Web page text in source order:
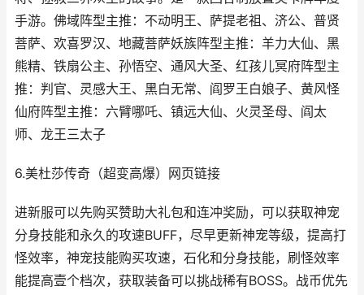
手游。佛域阵型主推：不动明王、萨提老祖、济公、普贤
菩萨、欢喜罗汉、地藏菩萨妖族阵型主推：羊力大仙、黑
熊精、铁扇公主、孙悟空、通风大圣、红孩儿冥府阵型主
推：判官、灵感大王、黑白无常、阎罗王白娘子、黄风怪
仙府阵型主推：六臂哪吒、镇远大仙、火灵圣母、阎太
师、龙王三太子
6.美杜莎传奇（超变高爆）网页链接
进新服可以先购买赞助大礼包和连冲奖励，可以获取神宠
分身技能和永久的攻速BUFF，尽早更新神宠等级，提高打
怪效率，神宠技能购买攻速，石化和分身技能，刷怪效率
能提高壹个档次，获取装备可以挑战稀有BOSS。战币优先